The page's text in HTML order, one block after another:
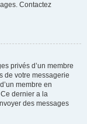
Contactez
privés d’un membre
de votre messagerie
membre en
dernier a la
des messages